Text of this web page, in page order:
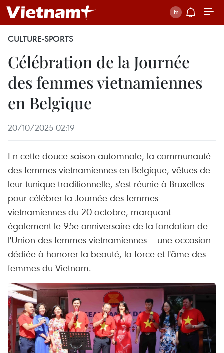
CULTURE-SPORTS
Célébration de la Journée
des femmes vietnamiennes
en Belgique
20/10/2025 02:19
En cette douce saison automnale, la communauté
des femmes vietnamiennes en Belgique, vêtues de
leur tunique traditionnelle, s'est réunie à Bruxelles
pour célébrer la Journée des femmes
vietnamiennes du 20 octobre, marquant
également le 95e anniversaire de la fondation de
l'Union des femmes vietnamiennes – une occasion
dédiée à honorer la beauté, la force et l'âme des
femmes du Vietnam.